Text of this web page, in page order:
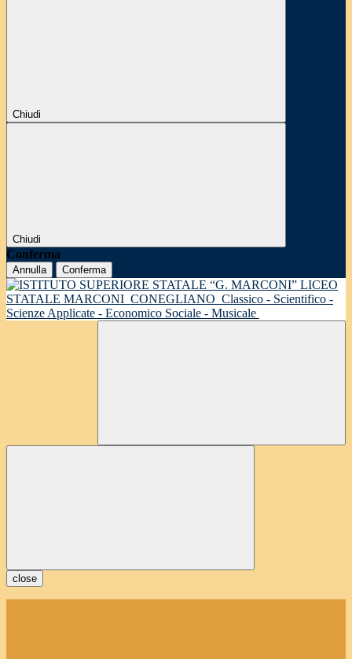
Chiudi
Chiudi
Conferma
Annulla Conferma
LICEO
STATALE MARCONI CONEGLIANO Classico - Scientifico -
Scienze Applicate - Economico Sociale - Musicale
close